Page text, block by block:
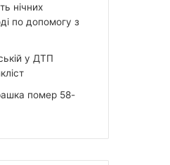
нічних
по допомогу з
у ДТП
помер 58-